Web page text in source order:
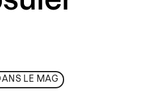
LE MAG